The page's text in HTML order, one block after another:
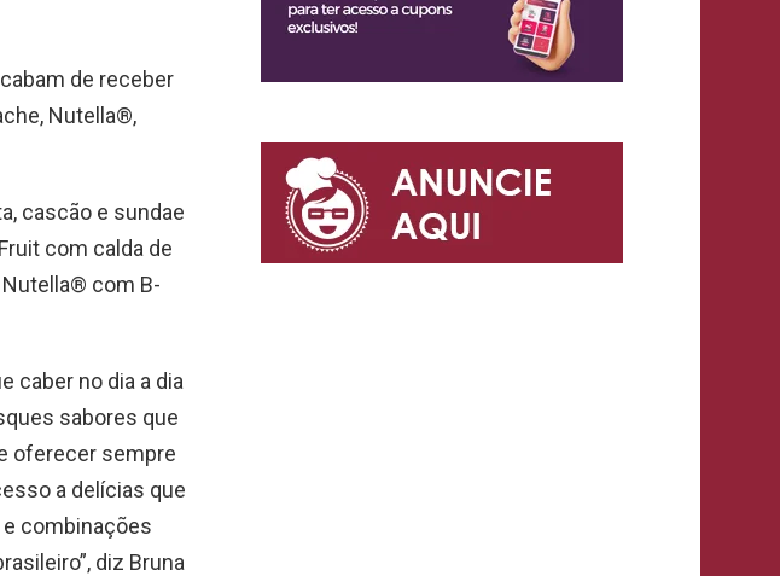
de receber
Nutella®,
cascão e sundae
com calda de
com B-
caber no dia a dia
sabores que
oferecer sempre
a delícias que
combinações
diz Bruna